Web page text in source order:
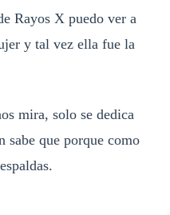
Rayos X puedo ver a
y tal vez ella fue la
mira, solo se dedica
sabe que porque como